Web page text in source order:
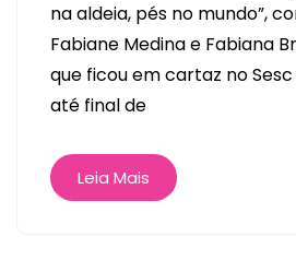
na aldeia, pés no mundo”,
Fabiane Medina e Fabiana
que ficou em cartaz no
até final de
Leia Mais